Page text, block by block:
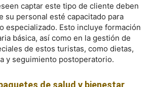
captar este tipo de cliente deben
su personal esté capacitado para
especializado. Esto incluye formación
básica, así como en la gestión de
de estos turistas, como dietas,
y seguimiento postoperatorio.
de salud y bienestar